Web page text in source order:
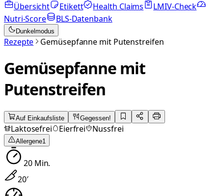
Übersicht
Etikett Health Claims
LMIV-Check
Nutri-Score
BLS-Datenbank
Dunkelmodus
Rezepte Gemüsepfanne mit Putenstreifen
Gemüsepfanne mit
Putenstreifen
Auf Einkaufsliste Gegessen!
Laktosefrei Eierfrei Nussfrei
Allergene1
20Min.
20′